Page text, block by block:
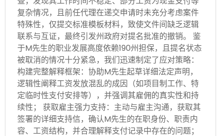
复杂情况，且前任代理在递交申请时未充分考虑案件
特殊性，仅提交标准模板材料，致使文件间缺乏逻辑
联系与互证，最终引发州政府对提名批准的撤销。 鉴
于M先生的职业发展高度依赖190州担保，且提名状态
被取消的情况十分紧急，我们迅速制定了应对策略：
构建完整解释框架：协助M先生起草详细法定声明，
逻辑性阐释工资发放混乱的成因（如项目制工作、特
定临时性支付安排等），并强调其雇佣的真实性和持
续性； 获取雇主强力支持：主动与雇主沟通，获取其
签署的详细支持信，确认M先生的在职身份、职责内
容、工资结构，并合理解释支付记录中存在的问题；